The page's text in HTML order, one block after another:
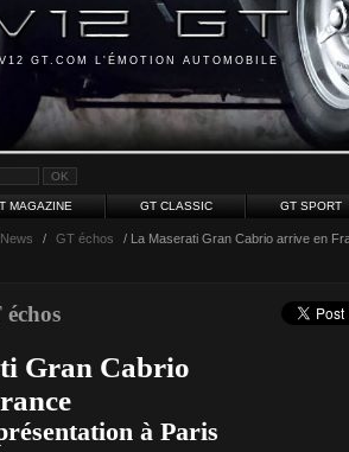
V12 GT.COM L'ÉMOTION AUTOMOBILE
MAGAZINE GT CLASSIC GT SPORT
/ GT échos / La Maserati Gran Cabrio arrive en
échos
Gran Cabrio
à Paris